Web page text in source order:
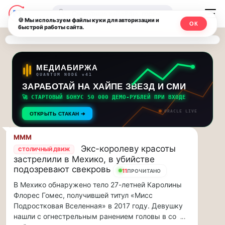
Последние
новости
и
обновления
потока:
Друзья,
приглашаем
на
музыкальную
прогулку
по
Москве
Чайковского!…
Друзья,
приглашаем
на
музыкальную
Москвичи.net
—
Главный
столичный
чат-
мессенджер,
новости
и
инсайды
Москвы
🔍
МЕДИАБИРЖА
QUANTUM NODE v41
ЗАРАБОТАЙ НА ХАЙПЕ ЗВЕЗД И СМИ
🚀 СТАРТОВЫЙ БОНУС 50 000 ДЕМО-РУБЛЕЙ ПРИ ВХОДЕ
ОТКРЫТЬ СТАКАН ➔ ORACLE LIVE
MMM
СТОЛИЧНЫЙ ДВИЖ
Экс-королеву красоты
застрелили в Мехико, в убийстве
подозревают свекровь
11ПРОЧИТАНО
В Мехико обнаружено тело 27-летней Каролины
Флорес Гомес, получившей титул «Мисс
Подростковая Вселенная» в 2017 году. Девушку
нашли с огнестрельным ранением головы в со ...
🍪 Мы используем файлы куки для авторизации и
быстрой работы сайта.
ОК